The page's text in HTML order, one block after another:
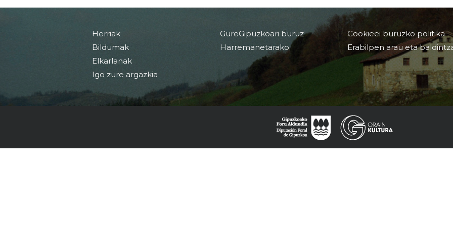
Herriak
Bildumak
Elkarlanak
Igo zure argazkia
GureGipuzkoari buruz
Harremanetarako
Cookieei buruzko politika
Erabilpen arau eta